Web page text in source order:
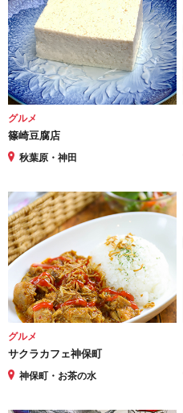
グルメ
篠崎豆腐店
秋葉原・神田
グルメ
サクラカフェ神保町
神保町・お茶の水